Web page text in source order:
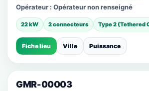
Opérateur : Opérateur non renseigné
22 kW 2 connecteurs Type 2 (Tethered
Fiche lieu Ville Puissance
GMR-00003